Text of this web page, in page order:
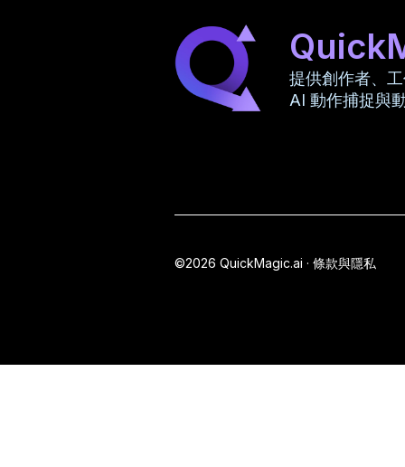
提供創作者、
AI 動作捕捉與
©2026 QuickMagic.ai · 條款與隱私